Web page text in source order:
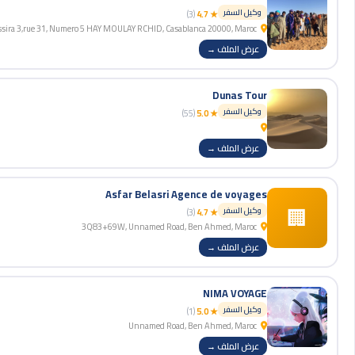
وكيل السفر ★ 4.7
(3)
عرض الملف →
Dunas Tour
وكيل السفر ★ 5.0
(55)
عرض الملف →
🏢
Asfar Belasri Agence de voyages
وكيل السفر ★ 4.7
(3)
عرض الملف →
NIMA VOYAGE
وكيل السفر ★ 5.0
(1)
عرض الملف →